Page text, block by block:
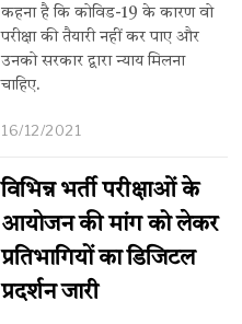
कहना है कि कोविड-19 के कारण वो
परीक्षा की तैयारी नहीं कर पाए और
उनको सरकार द्वारा न्याय मिलना
चाहिए.
16/12/2021
विभिन्न भर्ती परीक्षाओं के
आयोजन की मांग को लेकर
प्रतिभागियों का डिजिटल
प्रदर्शन जारी